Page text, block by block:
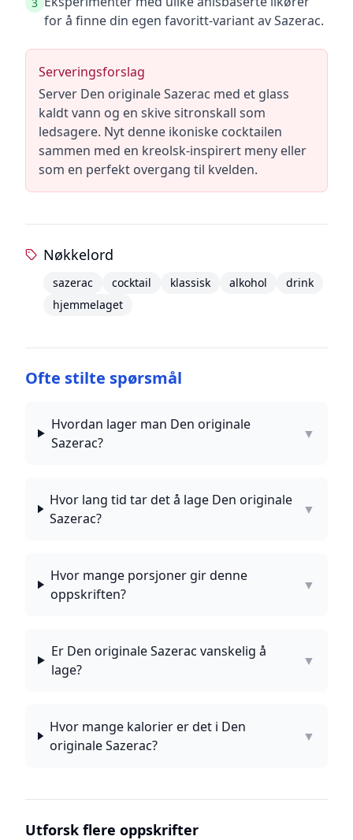
for å finne din egen favoritt-variant av Sazerac.
Serveringsforslag
Server Den originale Sazerac med et glass
kaldt vann og en skive sitronskall som
ledsagere. Nyt denne ikoniske cocktailen
sammen med en kreolsk-inspirert meny eller
som en perfekt overgang til kvelden.
Nøkkelord
sazerac cocktail klassisk alkohol
drink
hjemmelaget
Ofte stilte spørsmål
Hvordan lager man Den originale
Sazerac?
▼
Hvor lang tid tar det å lage Den originale
Sazerac?
▼
Hvor mange porsjoner gir denne
oppskriften?
▼
Er Den originale Sazerac vanskelig å
lage?
▼
Hvor mange kalorier er det i Den
originale Sazerac?
▼
Utforsk flere oppskrifter